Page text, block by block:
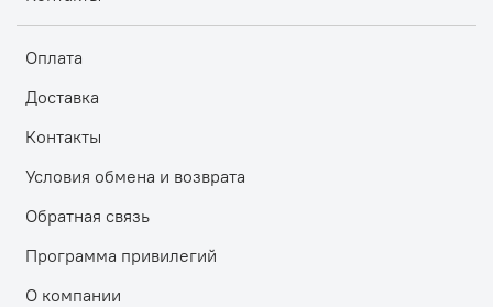
Оплата
Доставка
Контакты
Условия обмена и возврата
Обратная связь
Программа привилегий
О компании